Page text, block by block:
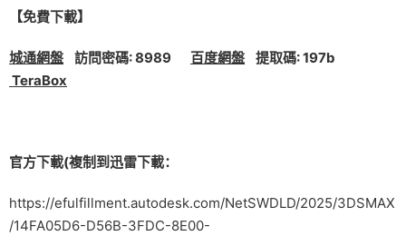
【免費下載】
城通網盤 訪問密碼: 8989 百度網盤 提取碼: 197b
TeraBox
官方下載(複制到迅雷下載：
https://efulfillment.autodesk.com/NetSWDLD/2025/3DSMAX
/14FA05D6-D56B-3FDC-8E00-